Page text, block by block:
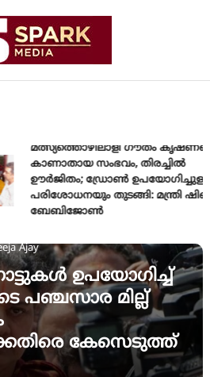
മത്സ്യത്തൊഴിലാളി ഗൗതം
കാണാതായ സംഭവം, തിരച്ചിൽ
ഊർജിതം; ഡ്രോണ്‍ ഉപയോഗിച്ചുള്ള
പരിശോധനയും തുടങ്ങി: മന്ത്രി ഷിബു
ബേബിജോണ്‍
Ajay
ഉപയോഗിച്ച്
പഞ്ചസാര മില്ല്
കേസെടുത്ത്